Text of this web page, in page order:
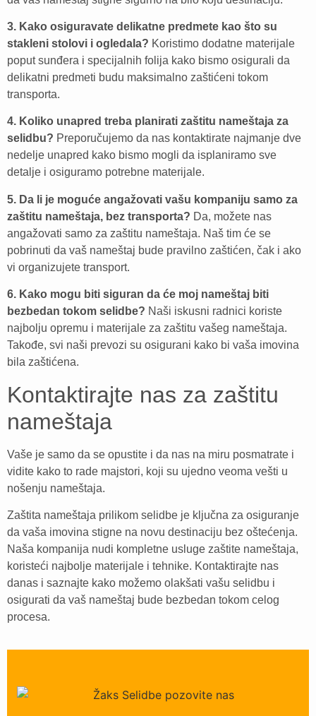
3. Kako osiguravate delikatne predmete kao što su
stakleni stolovi i ogledala? Koristimo dodatne materijale
poput sunđera i specijalnih folija kako bismo osigurali da
delikatni predmeti budu maksimalno zaštićeni tokom
transporta.
4. Koliko unapred treba planirati zaštitu nameštaja za
selidbu? Preporučujemo da nas kontaktirate najmanje dve
nedelje unapred kako bismo mogli da isplaniramo sve
detalje i osiguramo potrebne materijale.
5. Da li je moguće angažovati vašu kompaniju samo za
zaštitu nameštaja, bez transporta? Da, možete nas
angažovati samo za zaštitu nameštaja. Naš tim će se
pobrinuti da vaš nameštaj bude pravilno zaštićen, čak i ako
vi organizujete transport.
6. Kako mogu biti siguran da će moj nameštaj biti
bezbedan tokom selidbe? Naši iskusni radnici koriste
najbolju opremu i materijale za zaštitu vašeg nameštaja.
Takođe, svi naši prevozi su osigurani kako bi vaša imovina
bila zaštićena.
Kontaktirajte nas za zaštitu
nameštaja
Vaše je samo da se opustite i da nas na miru posmatrate i
vidite kako to rade majstori, koji su ujedno veoma vešti u
nošenju nameštaja.
Zaštita nameštaja prilikom selidbe je ključna za osiguranje
da vaša imovina stigne na novu destinaciju bez oštećenja.
Naša kompanija nudi kompletne usluge zaštite nameštaja,
koristeći najbolje materijale i tehnike. Kontaktirajte nas
danas i saznajte kako možemo olakšati vašu selidbu i
osigurati da vaš nameštaj bude bezbedan tokom celog
procesa.